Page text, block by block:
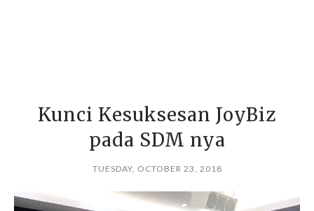
Kunci Kesuksesan JoyBiz
pada SDM nya
TUESDAY, OCTOBER 23, 2018